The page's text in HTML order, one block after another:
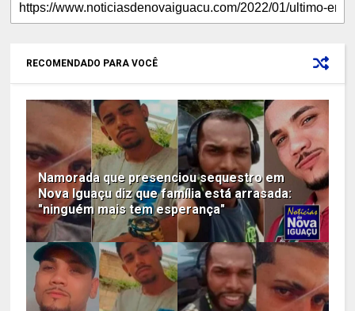
RECOMENDADO PARA VOCÊ
Namorada que presenciou sequestro em
Nova Iguaçu diz que família está arrasada:
"ninguém mais tem esperança"